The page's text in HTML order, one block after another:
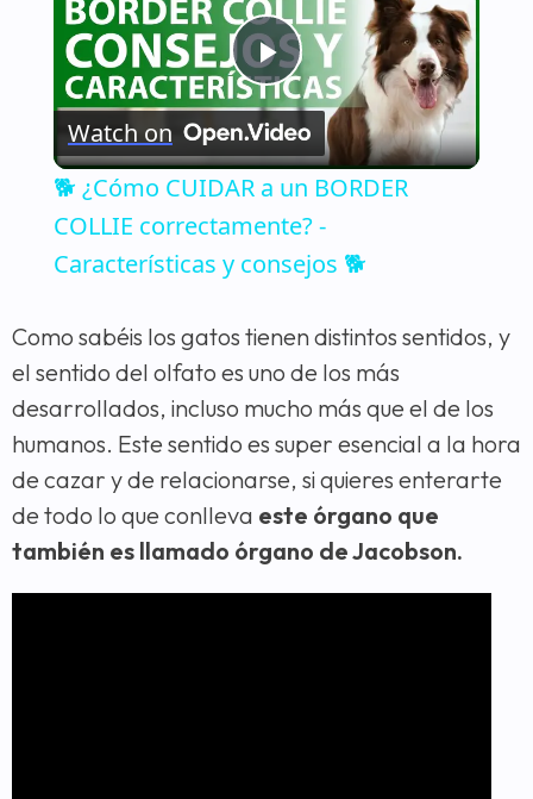
Play
Video
Watch on
🐕 ¿Cómo CUIDAR a un BORDER
COLLIE correctamente? -
Características y consejos 🐕
Como sabéis los gatos tienen distintos sentidos, y
el sentido del olfato es uno de los más
desarrollados, incluso mucho más que el de los
humanos. Este sentido es super esencial a la hora
de cazar y de relacionarse, si quieres enterarte
de todo lo que conlleva este órgano que
también es llamado órgano de Jacobson.